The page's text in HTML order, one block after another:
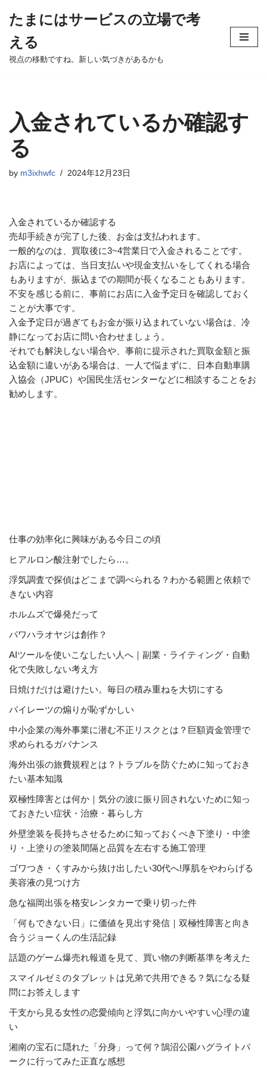
to
content
たまにはサービスの立場で考
える
視点の移動ですね。新しい気づきがあるかも
入金されているか確認す
る
by m3ixhwfc 2024年12月23日
入金されているか確認する
売却手続きが完了した後、お金は支払われます。
一般的なのは、買取後に3~4営業日で入金されることです。
お店によっては、当日支払いや現金支払いをしてくれる場合
もありますが、振込までの期間が長くなることもあります。
不安を感じる前に、事前にお店に入金予定日を確認しておく
ことが大事です。
入金予定日が過ぎてもお金が振り込まれていない場合は、冷
静になってお店に問い合わせましょう。
それでも解決しない場合や、事前に提示された買取金額と振
込金額に違いがある場合は、一人で悩まずに、日本自動車購
入協会（JPUC）や国民生活センターなどに相談することをお
勧めします。
仕事の効率化に興味がある今日この頃
ヒアルロン酸注射でしたら…。
浮気調査で探偵はどこまで調べられる？わかる範囲と依頼で
きない内容
ホルムズで爆発だって
パワハラオヤジは創作？
AIツールを使いこなしたい人へ｜副業・ライティング・自動
化で失敗しない考え方
日焼けだけは避けたい。毎日の積み重ねを大切にする
パイレーツの煽りが恥ずかしい
中小企業の海外事業に潜む不正リスクとは？巨額資金管理で
求められるガバナンス
海外出張の旅費規程とは？トラブルを防ぐために知っておき
たい基本知識
双極性障害とは何か｜気分の波に振り回されないために知っ
ておきたい症状・治療・暮らし方
外壁塗装を長持ちさせるために知っておくべき下塗り・中塗
り・上塗りの塗装間隔と品質を左右する施工管理
ゴワつき・くすみから抜け出したい30代へ!厚肌をやわらげる
美容液の見つけ方
急な福岡出張を格安レンタカーで乗り切った件
「何もできない日」に価値を見出す発信｜双極性障害と向き
合うジョーくんの生活記録
話題のゲーム爆売れ報道を見て、買い物の判断基準を考えた
スマイルゼミのタブレットは兄弟で共用できる？気になる疑
問にお答えします
干支から見る女性の恋愛傾向と浮気に向かいやすい心理の違
い
湘南の宝石に隠れた「分身」って何？鵠沼公園ハグライトパ
ークに行ってみた正直な感想